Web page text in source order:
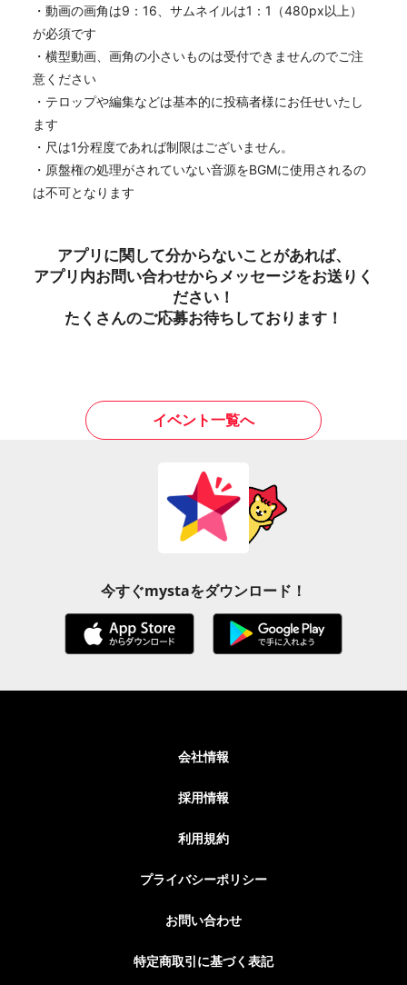
・動画の画角は9：16、サムネイルは1：1（480px以上）
が必須です
・横型動画、画角の小さいものは受付できませんのでご注
意ください
・テロップや編集などは基本的に投稿者様にお任せいたし
ます
・尺は1分程度であれば制限はございません。
・原盤権の処理がされていない音源をBGMに使用されるの
は不可となります
アプリに関して分からないことがあれば、
アプリ内お問い合わせからメッセージをお送りく
ださい！
たくさんのご応募お待ちしております！
イベント一覧へ
今すぐmystaをダウンロード！
会社情報
採用情報
利用規約
プライバシーポリシー
お問い合わせ
特定商取引に基づく表記